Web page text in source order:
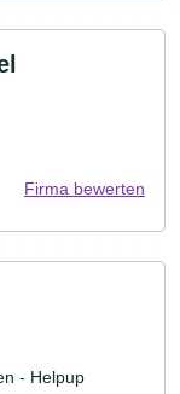
Firma bewerten
- Helpup